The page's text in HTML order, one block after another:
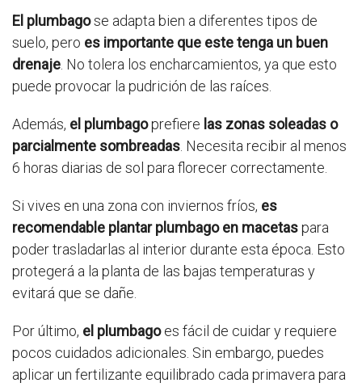
El plumbagose adapta bien a diferentes tipos de
suelo, pero es importante que este tenga un buen
drenaje. No tolera los encharcamientos, ya que esto
puede provocar la pudrición de las raíces.
Además, el plumbagoprefiere las zonas soleadas o
parcialmente sombreadas. Necesita recibir al menos
6 horas diarias de sol para florecer correctamente.
Si vives en una zona con inviernos fríos, es
recomendable plantar plumbago en macetaspara
poder trasladarlas al interior durante esta época. Esto
protegerá a la planta de las bajas temperaturas y
evitará que se dañe.
Por último, el plumbagoes fácil de cuidar y requiere
pocos cuidados adicionales. Sin embargo, puedes
aplicar un fertilizante equilibrado cada primavera para